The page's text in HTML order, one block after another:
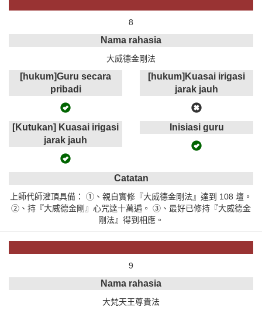
8
Nama rahasia
大威德金剛法
[hukum]Guru secara
pribadi
[hukum]Kuasai irigasi
jarak jauh
[Kutukan] Kuasai irigasi
jarak jauh
Inisiasi guru
Catatan
上師代師灌頂具備： ①、親自實修『大威德金剛法』達到 108 壇。
②、持『大威德金剛』心咒達十萬遍。 ③、最好已修持『大威德金
剛法』得到相應。
9
Nama rahasia
大梵天王尊貴法